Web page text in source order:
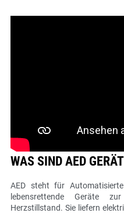
WAS SIND AED
AED steht für
lebensrettende Geräte
Herzstillstand. Sie liefern